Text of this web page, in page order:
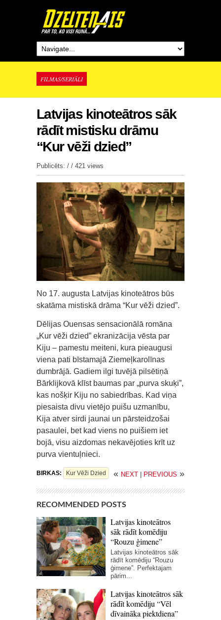
FILMAS/SERIĀLI
Latvijas kinoteātros sāk
rādīt mistisku drāmu
“Kur vēži dzied”
Publicēts: / / 421 views
No 17. augusta Latvijas kinoteātros būs
skatāma mistiskā drāma “Kur vēži dzied”.
Dēlijas Ouensas sensacionālā romāna
„Kur vēži dzied” ekranizācija vēsta par
Kiju – pamestu meiteni, kura pieaugusi
viena pati bīstamajā Ziemeļkarolīnas
dumbrājā. Gadiem ilgi tuvējā pilsētiņā
Bārklijkovā klīst baumas par „purva skuķi”,
kas nošķir Kiju no sabiedrības. Kad viņa
piesaista divu vietējo puišu uzmanību,
Kija atver sirdi jaunai un pārsteidzošai
pasaulei, bet kad viens no puišiem iet
bojā, visu aizdomas nekavējoties krīt uz
purva vientuļnieci.
BIRKAS: Kur Vēži Dzied « NEXT PREVIOUS »
RECOMMENDED POSTS
Latvijas kinoteātros
sāk rādīt komēdiju
“Rouzu ģimene”
Latvijas kinoteātros sāk
rādīt komēdiju “Rouzu
ģimene”. Perfektajam
pārim...
Latvijas kinoteātros sāk
rādīt komēdiju “Vēl
dīvaināka piektdiena”